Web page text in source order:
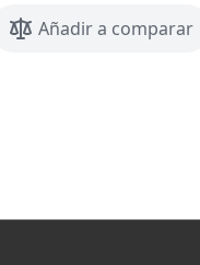
Añadir a comparar